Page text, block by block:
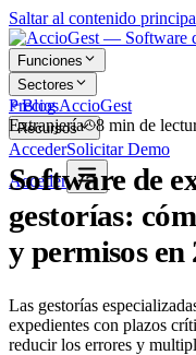
Saltar al contenido
Funciones
Sectores
Precios
Recursos
AccederSolicitar Demo
Acceder
Blog AccioGest
Extranjería
8 min de
Software de
gestorías:
y permisos en
Las gestorías
expedientes con plazos
reducir los errores y